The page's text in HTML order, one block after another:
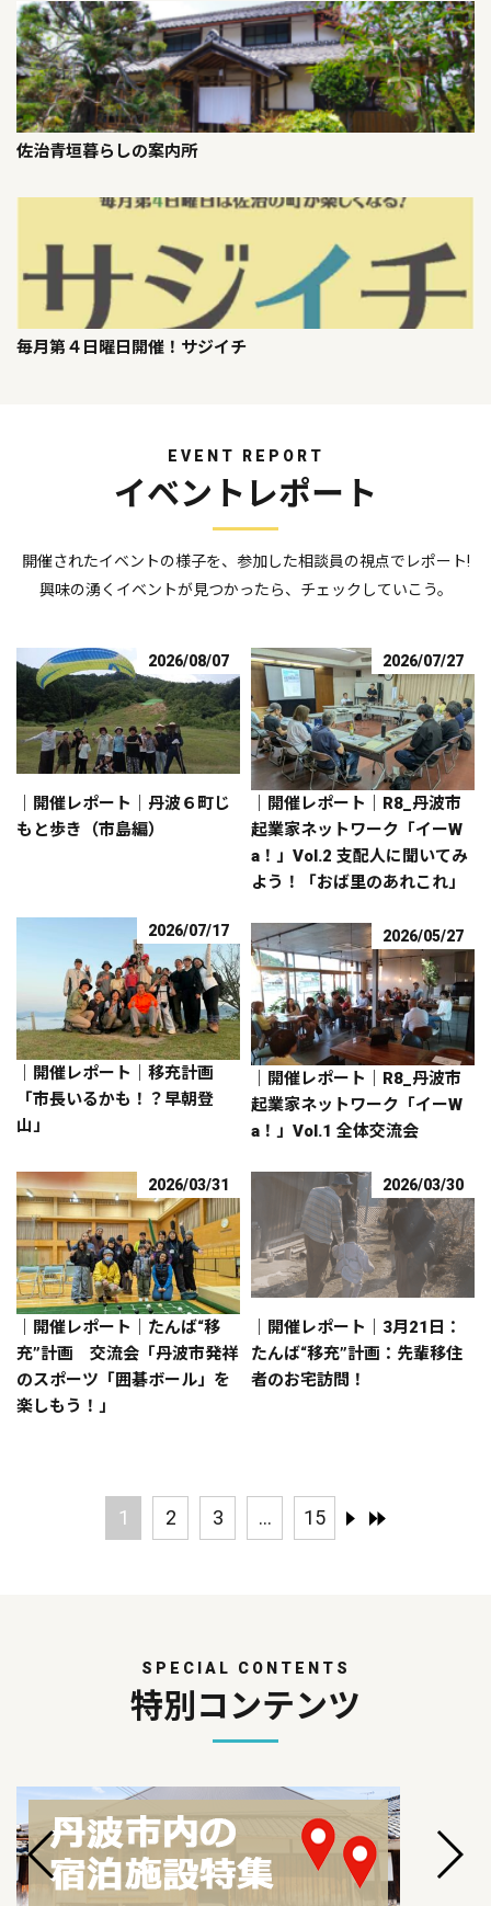
佐治青垣暮らしの案内所
毎月第４日曜日開催！サジイチ
EVENT REPORT
イベントレポート
開催されたイベントの様子を、参加した相談員の視点でレポート!
興味の湧くイベントが見つかったら、チェックしていこう。
2026/08/07
｜開催レポート｜丹波６町じ
もと歩き（市島編）
2026/07/27
｜開催レポート｜R8_丹波市
起業家ネットワーク「イーW
a！」Vol.2 支配人に聞いてみ
よう！「おば里のあれこれ」
2026/07/17
｜開催レポート｜移充計画
「市長いるかも！？早朝登
山」
2026/05/27
｜開催レポート｜R8_丹波市
起業家ネットワーク「イーW
a！」Vol.1 全体交流会
2026/03/31
｜開催レポート｜たんば“移
充”計画 交流会「丹波市発祥
のスポーツ「囲碁ボール」を
楽しもう！」
2026/03/30
｜開催レポート｜3月21日：
たんば“移充”計画：先輩移住
者のお宅訪問！
1 2 3 ... 15
SPECIAL CONTENTS
特別コンテンツ